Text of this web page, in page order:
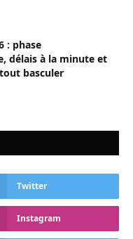
: phase
délais à la minute et
basculer
Twitter
Instagram